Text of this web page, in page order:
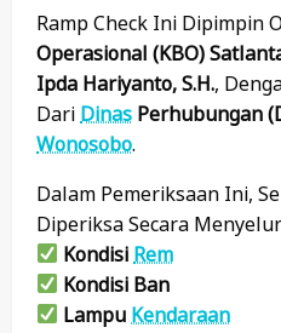
Ramp Check Ini Dipimpin
Operasional (KBO)
Ipda Hariyanto, S.H.,
Dari Dinas Perhubungan
Wonosobo.
Dalam Pemeriksaan Ini,
Diperiksa Secara
Kondisi Rem
Kondisi Ban
Lampu Kendaraan